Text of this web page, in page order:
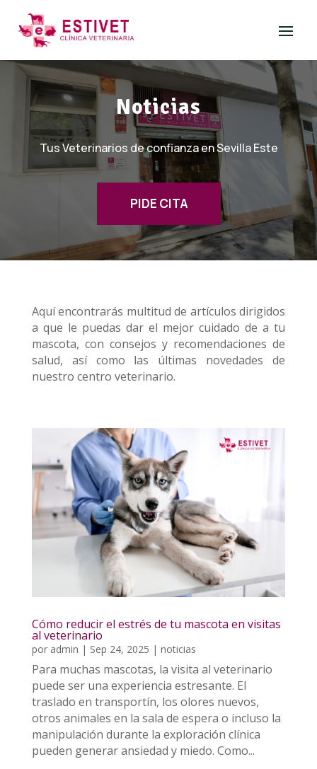
Noticias
Tus Veterinarios de confianza en Sevilla Este
PIDE CITA
Aquí encontrarás multitud de artículos dirigidos
a que le puedas dar el mejor cuidado de a tu
mascota, con consejos y recomendaciones de
salud, así como las últimas novedades de
nuestro centro veterinario.
Cómo reducir el estrés de tu mascota en visitas
al veterinario
por admin | Sep 24, 2025 | noticias
Para muchas mascotas, la visita al veterinario
puede ser una experiencia estresante. El
traslado en transportín, los olores nuevos,
otros animales en la sala de espera o incluso la
manipulación durante la exploración clínica
pueden generar ansiedad y miedo. Como...